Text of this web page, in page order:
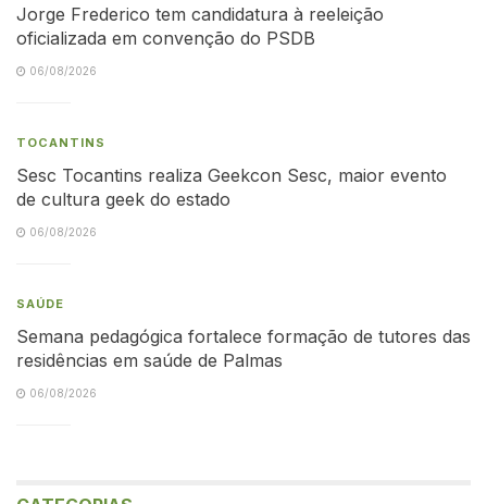
Jorge Frederico tem candidatura à reeleição
oficializada em convenção do PSDB
06/08/2026
TOCANTINS
Sesc Tocantins realiza Geekcon Sesc, maior evento
de cultura geek do estado
06/08/2026
SAÚDE
Semana pedagógica fortalece formação de tutores das
residências em saúde de Palmas
06/08/2026